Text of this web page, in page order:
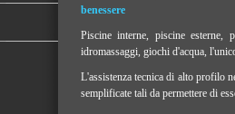
benessere
Piscine interne, piscine esterne,
idromassaggi, giochi d'acqua,
L'assistenza tecnica di alto profilo
semplificate tali da permettere di